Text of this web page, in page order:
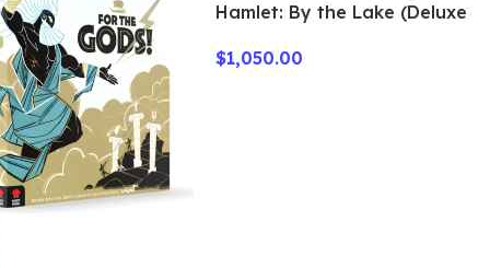
Hamlet: By the Lake (Deluxe
$1,050.00